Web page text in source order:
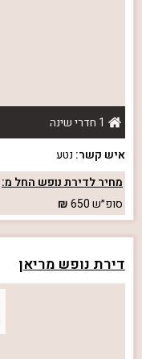
1 חדרי שינה
איש קשר: נטע
מחיר לדירת נופש החל מ:
סופ״ש650
דירת נופש מריאן